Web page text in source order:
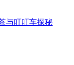
与叮叮车探秘